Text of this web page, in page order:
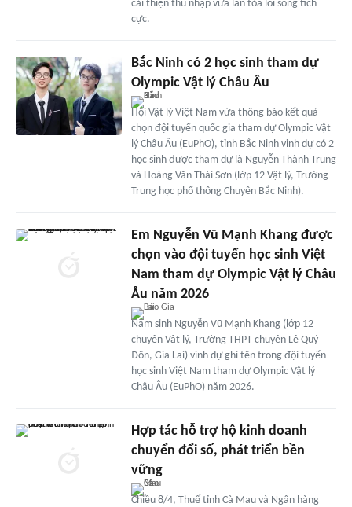
cải thiện thu nhập vừa lan tỏa lối sống tích
cực.
Bắc Ninh có 2 học sinh tham dự
Olympic Vật lý Châu Âu
Hội Vật lý Việt Nam vừa thông báo kết quả
chọn đội tuyển quốc gia tham dự Olympic Vật
lý Châu Âu (EuPhO), tỉnh Bắc Ninh vinh dự có 2
học sinh được tham dự là Nguyễn Thành Trung
và Hoàng Văn Thái Sơn (lớp 12 Vật lý, Trường
Trung học phổ thông Chuyên Bắc Ninh).
Em Nguyễn Vũ Mạnh Khang được
chọn vào đội tuyển học sinh Việt
Nam tham dự Olympic Vật lý Châu
Âu năm 2026
Nam sinh Nguyễn Vũ Mạnh Khang (lớp 12
chuyên Vật lý, Trường THPT chuyên Lê Quý
Đôn, Gia Lai) vinh dự ghi tên trong đội tuyển
học sinh Việt Nam tham dự Olympic Vật lý
Châu Âu (EuPhO) năm 2026.
Hợp tác hỗ trợ hộ kinh doanh
chuyển đổi số, phát triển bền
vững
Chiều 8/4, Thuế tỉnh Cà Mau và Ngân hàng